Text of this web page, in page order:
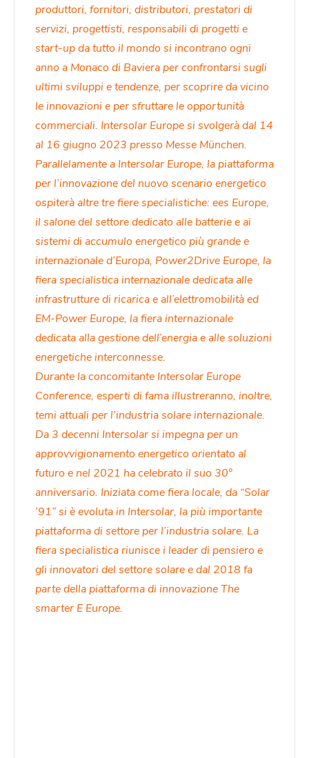
produttori, fornitori, distributori, prestatori di
servizi, progettisti, responsabili di progetti e
start-up da tutto il mondo si incontrano ogni
anno a Monaco di Baviera per confrontarsi sugli
ultimi sviluppi e tendenze, per scoprire da vicino
le innovazioni e per sfruttare le opportunità
commerciali. Intersolar Europe si svolgerà dal 14
al 16 giugno 2023 presso Messe München.
Parallelamente a Intersolar Europe, la piattaforma
per l’innovazione del nuovo scenario energetico
ospiterà altre tre fiere specialistiche: ees Europe,
il salone del settore dedicato alle batterie e ai
sistemi di accumulo energetico più grande e
internazionale d’Europa, Power2Drive Europe, la
fiera specialistica internazionale dedicata alle
infrastrutture di ricarica e all’elettromobilità ed
EM-Power Europe, la fiera internazionale
dedicata alla gestione dell’energia e alle soluzioni
energetiche interconnesse.
Durante la concomitante Intersolar Europe
Conference, esperti di fama illustreranno, inoltre,
temi attuali per l’industria solare internazionale.
Da 3 decenni Intersolar si impegna per un
approvvigionamento energetico orientato al
futuro e nel 2021 ha celebrato il suo 30°
anniversario. Iniziata come fiera locale, da “Solar
’91” si è evoluta in Intersolar, la più importante
piattaforma di settore per l’industria solare. La
fiera specialistica riunisce i leader di pensiero e
gli innovatori del settore solare e dal 2018 fa
parte della piattaforma di innovazione The
smarter E Europe.